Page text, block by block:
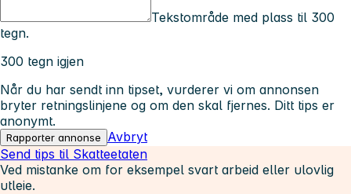
Tekstområde med plass til 300
tegn.
300 tegn igjen
Når du har sendt inn tipset, vurderer vi om annonsen
bryter retningslinjene og om den skal fjernes. Ditt tips er
anonymt.
Rapporter annonse
Avbryt
Send tips til Skatteetaten
Ved mistanke om for eksempel svart arbeid eller ulovlig
utleie.